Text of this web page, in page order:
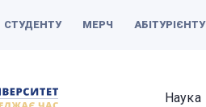
СТУДЕНТУ МЕРЧ АБІТУРІЄНТУ
Наука